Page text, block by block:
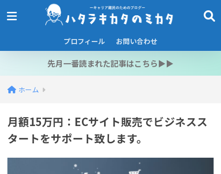
プロフィール お問い合わせ
先月一番読まれた記事はこちら▶︎▶︎
ホーム
月額15万円：ECサイト販売でビジネスス
タートをサポート致します。